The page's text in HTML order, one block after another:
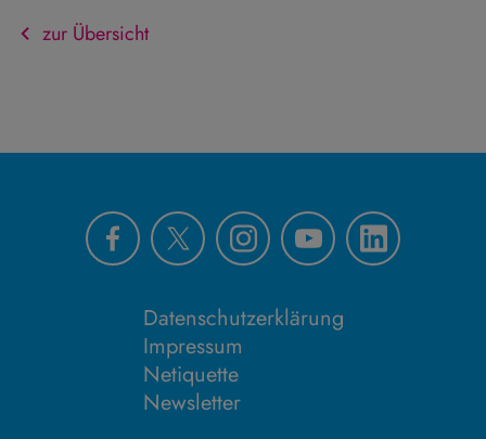
zur Übersicht
Datenschutzerklärung
Impressum
Netiquette
Newsletter